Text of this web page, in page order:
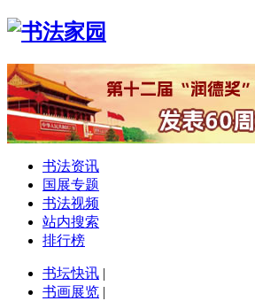
书法资讯
国展专题
书法视频
站内搜索
排行榜
书坛快讯 |
书画展览 |